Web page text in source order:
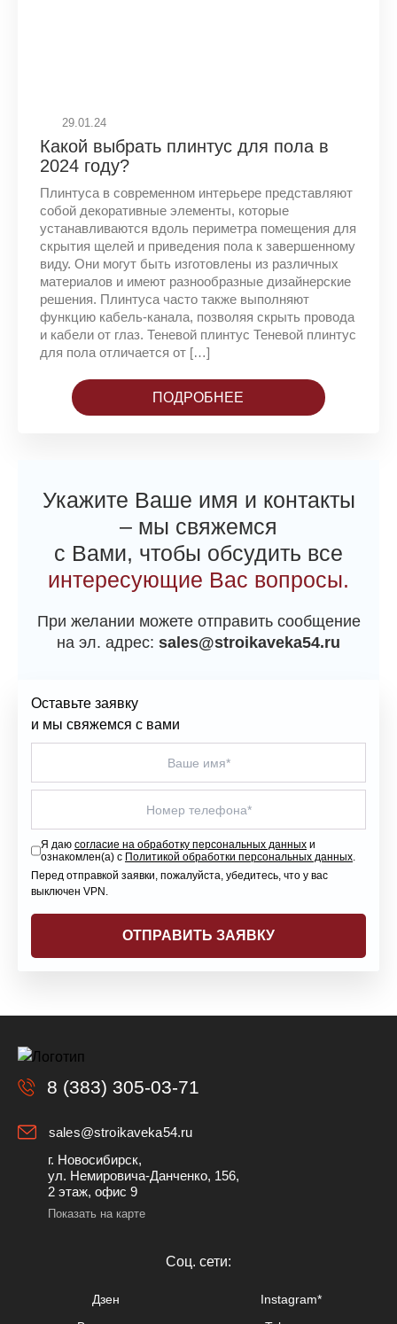
29.01.24
Какой выбрать плинтус для пола в
2024 году?
Плинтуса в современном интерьере представляют
собой декоративные элементы, которые
устанавливаются вдоль периметра помещения для
скрытия щелей и приведения пола к завершенному
виду. Они могут быть изготовлены из различных
материалов и имеют разнообразные дизайнерские
решения. Плинтуса часто также выполняют
функцию кабель-канала, позволяя скрыть провода
и кабели от глаз. Теневой плинтус Теневой плинтус
для пола отличается от […]
ПОДРОБНЕЕ
Укажите Ваше имя и контакты
– мы свяжемся
с Вами, чтобы обсудить все
интересующие Вас вопросы.
При желании можете отправить сообщение
на эл. адрес: sales@stroikaveka54.ru
Оставьте заявку
и мы свяжемся с вами
Я даю согласие на обработку персональных данныхи
ознакомлен(а) с Политикой обработки персональных данных.
Перед отправкой заявки, пожалуйста, убедитесь, что у вас
выключен VPN.
8 (383) 305-03-71
sales@stroikaveka54.ru
г. Новосибирск,
ул. Немировича-Данченко, 156,
2 этаж, офис 9
Показать на карте
Cоц. сети:
Дзен
Instagram*